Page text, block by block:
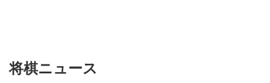
将棋ニュース